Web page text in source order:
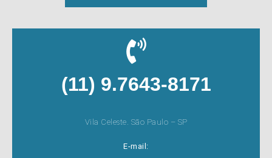
(11) 9.7643-8171
Vila Celeste. São Paulo – SP
E-mail: